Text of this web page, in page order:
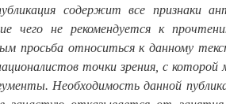
содержит все признаки
чего не рекомендуется к
просьба относиться к данному
точки зрения, с
Необходимость данной